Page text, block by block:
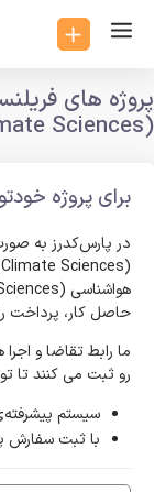
پروژه های
(Climate Sciences)
برای پروژه
در پارس‌کدرز به
حاصل کار، پرداخت
ما رابط تقاضا و
رو ثبت می کنند تا
سیستم
با ثبت سفارش